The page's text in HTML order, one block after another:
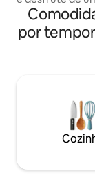
inesquecível
com
os utensílios,
comprovados
Também
de cortesia.
por